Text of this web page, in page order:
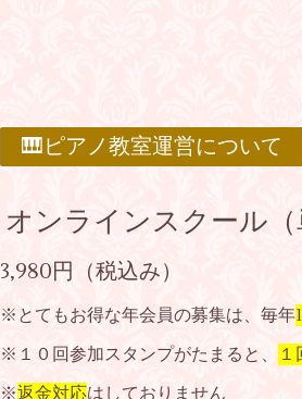
🎹ピアノ教室運営について
オンラインスクール（
3,980円（税込み）
※とてもお得な年会員の募集は、毎年
※１０回参加スタンプがたまると、
※返金対応はしておりません